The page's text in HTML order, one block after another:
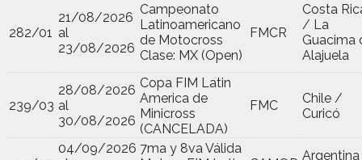
282/01
21/08/2026
al
23/08/2026
Campeonato
Latinoamericano
de Motocross
Clase: MX (Open)
FMCR
Costa
/ La
Guacima
Alajuela
239/03
28/08/2026
al
30/08/2026
Copa FIM Latin
America de
Minicross
(CANCELADA)
FMC
Chile /
Curicó
04/09/2026 7ma y 8va Válida